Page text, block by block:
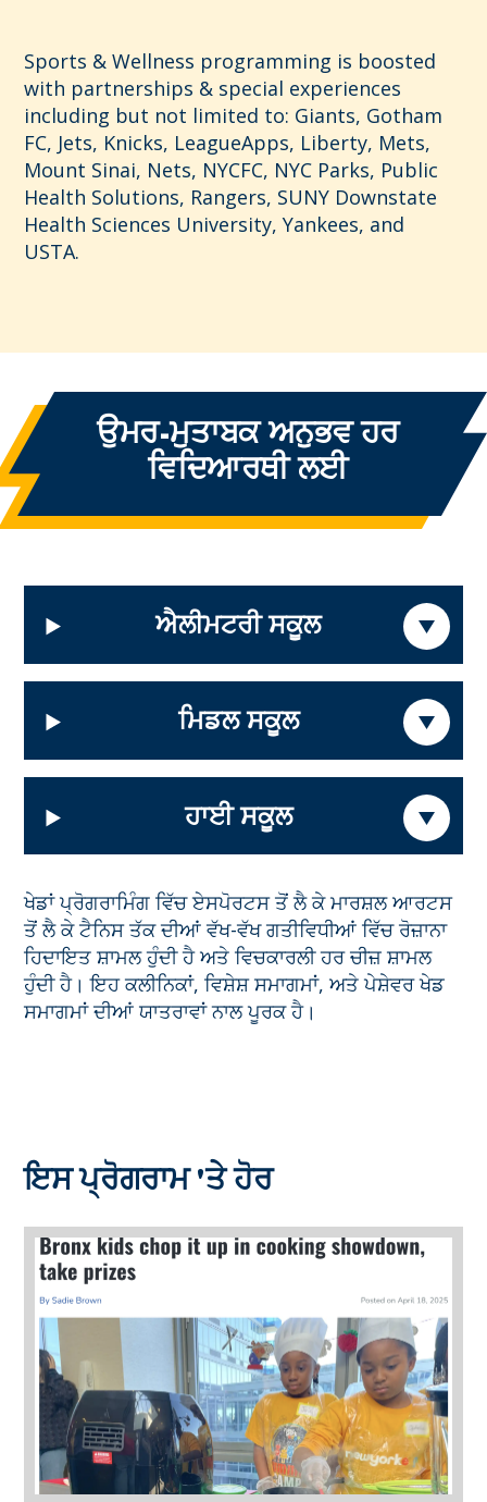
Sports & Wellness programming is boosted
with partnerships & special experiences
including but not limited to: Giants, Gotham
FC, Jets, Knicks, LeagueApps, Liberty, Mets,
Mount Sinai, Nets, NYCFC, NYC Parks, Public
Health Solutions, Rangers, SUNY Downstate
Health Sciences University, Yankees, and
USTA.
ਉਮਰ-ਮੁਤਾਬਕ ਅਨੁਭਵ ਹਰ
ਵਿਦਿਆਰਥੀ ਲਈ
ਐਲੀਮਟਰੀ ਸਕੂਲ
ਮਿਡਲ ਸਕੂਲ
ਹਾਈ ਸਕੂਲ
ਖੇਡਾਂਪ੍ਰੋਗਰਾਮਿੰਗ ਵਿੱਚ ਏਸਪੋਰਟਸ ਤੋਂ ਲੈ ਕੇ ਮਾਰਸ਼ਲ ਆਰਟਸ
ਤੋਂ ਲੈ ਕੇ ਟੈਨਿਸ ਤੱਕ ਦੀਆਂ ਵੱਖ-ਵੱਖ ਗਤੀਵਿਧੀਆਂ ਵਿੱਚ ਰੋਜ਼ਾਨਾ
ਹਿਦਾਇਤ ਸ਼ਾਮਲ ਹੁੰਦੀ ਹੈ ਅਤੇ ਵਿਚਕਾਰਲੀ ਹਰ ਚੀਜ਼ ਸ਼ਾਮਲ
ਹੁੰਦੀ ਹੈ। ਇਹ ਕਲੀਨਿਕਾਂ, ਵਿਸ਼ੇਸ਼ ਸਮਾਗਮਾਂ, ਅਤੇ ਪੇਸ਼ੇਵਰ ਖੇਡ
ਸਮਾਗਮਾਂ ਦੀਆਂ ਯਾਤਰਾਵਾਂ ਨਾਲ ਪੂਰਕ ਹੈ।
ਇਸ ਪ੍ਰੋਗਰਾਮ 'ਤੇ ਹੋਰ